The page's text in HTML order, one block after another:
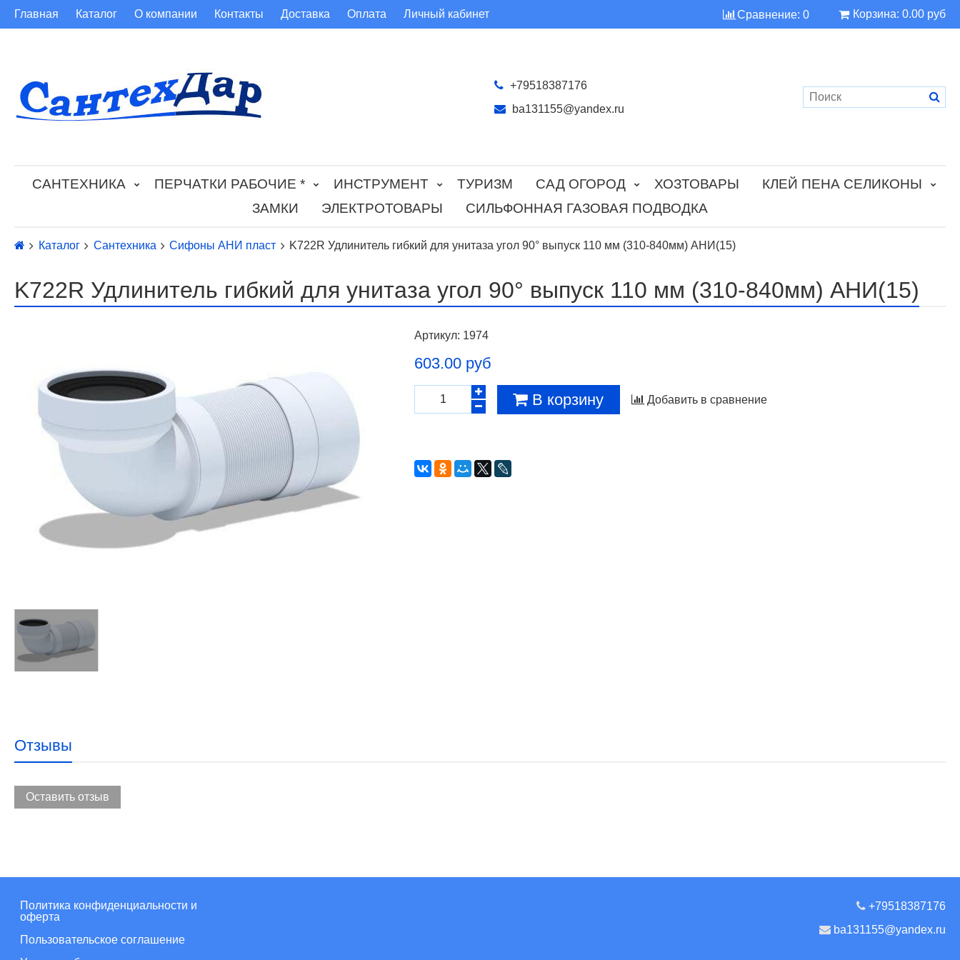
Главная Каталог О компании Контакты Доставка Оплата Личный кабинет Сравнение: 0 Корзина: 0.00 руб
+79518387176
ba131155@yandex.ru
САНТЕХНИКА ПЕРЧАТКИ РАБОЧИЕ * ИНСТРУМЕНТ ТУРИЗМ САД ОГОРОД ХОЗТОВАРЫ
КЛЕЙ ПЕНА СЕЛИКОНЫ
ЗАМКИ
ЭЛЕКТРОТОВАРЫ СИЛЬФОННАЯ ГАЗОВАЯ ПОДВОДКА
Каталог Сантехника Сифоны АНИ пласт K722R Удлинитель гибкий для унитаза угол 90° выпуск 110 мм (310-840мм) АНИ(15)
K722R Удлинитель гибкий для унитаза угол 90° выпуск 110 мм (310-840мм) АНИ(15)
Артикул: 1974
603.00 руб
В корзину Добавить в сравнение
Отзывы
Оставить отзыв
Политика конфиденциальности и
оферта
Пользовательское соглашение
+79518387176
ba131155@yandex.ru